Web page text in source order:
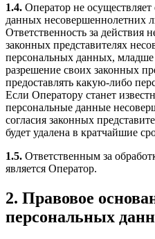
1.4. Оператор не
данных несовершеннолетних
Ответственность за действия
законных представителях
персональных данных, младше
разрешение своих законных
предоставлять какую-либо
Если Оператору станет
персональные данные
согласия законных
будет удалена в кратчайшие
1.5. Ответственным за
является Оператор.
2. Правовое
персональных